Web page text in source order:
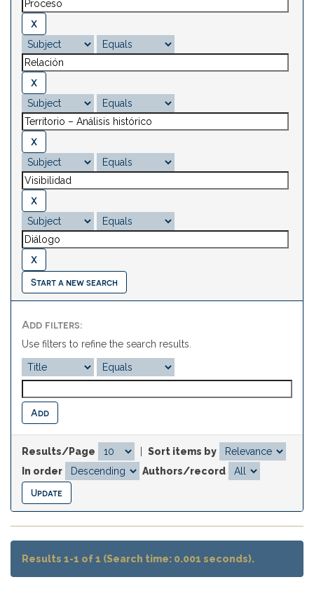
Start a new search
Add filters:
Use filters to refine the search results.
Results/Page
Sort items by
In order
Authors/record
Results 1-1 of 1 (Search time: 0.001 seconds).